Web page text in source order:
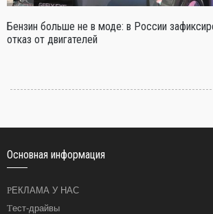
Бензин больше не в моде: в России
отказ от двигателей
Основная информация
РЕКЛАМА У НАС
Тест-драйвы